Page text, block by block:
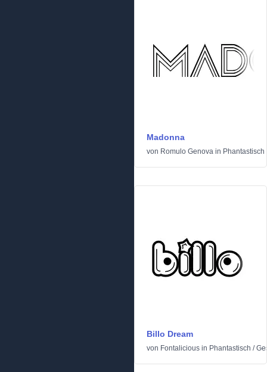
Madonna
von Romulo Genova in Phantastisch
Billo Dream
von Fontalicious in Phantastisch /